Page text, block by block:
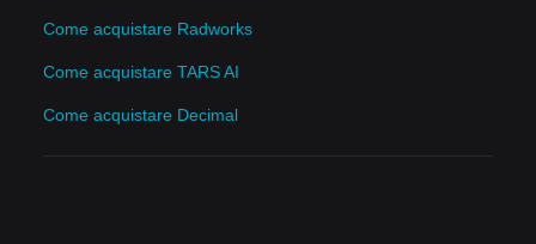
Come acquistare Radworks
Come acquistare TARS AI
Come acquistare Decimal